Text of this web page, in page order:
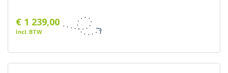
€ 1 239,00
Incl. BTW